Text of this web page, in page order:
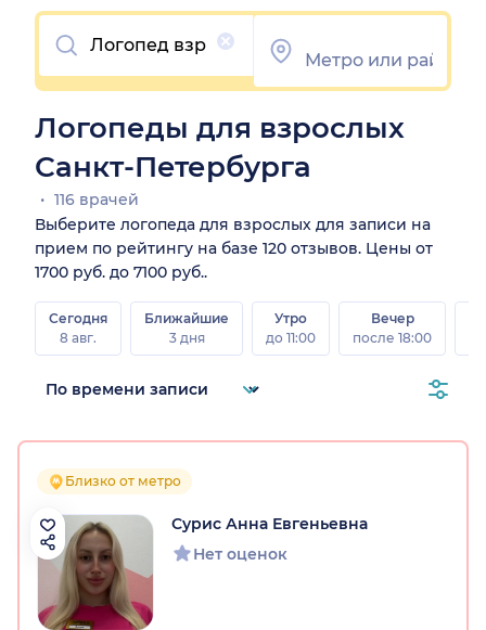
Очистить
Логопеды для взрослых
Санкт-Петербурга
116 врачей
Выберите логопеда для взрослых для записи на
прием по рейтингу на базе 120 отзывов. Цены от
1700 руб. до 7100 руб..
Сегодня
8 авг.
Ближайшие
3 дня
Утро
до 11:00
Вечер
после 18:00
Близко от метро
Сурис Анна Евгеньевна
Нет оценок